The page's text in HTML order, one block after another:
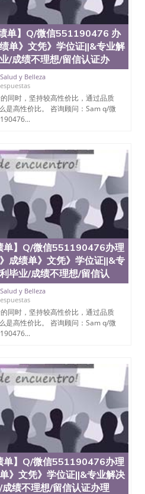
单】Q/微信551190476 办
单》文凭》学位证||&专业解
/成绩不理想/留信认证办
Salud y Belleza
同时，坚持较高性价比，通过品质
是高性价比。 咨询顾问：Sam q/微
单】Q/微信551190476办理
成绩单》文凭》学位证||&专
毕业/成绩不理想/留信认
Salud y Belleza
同时，坚持较高性价比，通过品质
是高性价比。 咨询顾问：Sam q/微
单】Q/微信551190476办理
》文凭》学位证||&专业解决
绩不理想/留信认证办理